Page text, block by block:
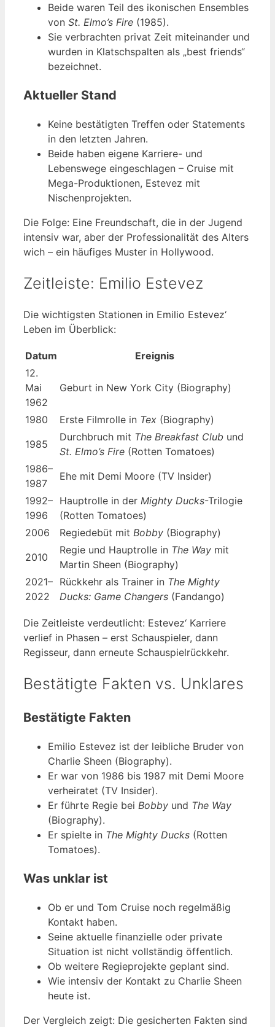
Beide waren Teil des ikonischen Ensembles
von St. Elmo’s Fire (1985).
Sie verbrachten privat Zeit miteinander und
wurden in Klatschspalten als „best friends“
bezeichnet.
Aktueller Stand
Keine bestätigten Treffen oder Statements
in den letzten Jahren.
Beide haben eigene Karriere- und
Lebenswege eingeschlagen – Cruise mit
Mega-Produktionen, Estevez mit
Nischenprojekten.
Die Folge: Eine Freundschaft, die in der Jugend
intensiv war, aber der Professionalität des Alters
wich – ein häufiges Muster in Hollywood.
Zeitleiste: Emilio Estevez
Die wichtigsten Stationen in Emilio Estevez‘
Leben im Überblick:
Datum
Ereignis
12.
Mai
1962
Geburt in New York City (Biography)
1980 Erste Filmrolle in Tex (Biography)
1985
Durchbruch mit The Breakfast Club und
St. Elmo’s Fire (Rotten Tomatoes)
1986–
1987
Ehe mit Demi Moore (TV Insider)
1992–
1996
Hauptrolle in der Mighty Ducks-Trilogie
(Rotten Tomatoes)
2006
Regiedebüt mit Bobby (Biography)
2010
Regie und Hauptrolle in The Way mit
Martin Sheen (Biography)
2021–
2022
Rückkehr als Trainer in The Mighty
Ducks: Game Changers (Fandango)
Die Zeitleiste verdeutlicht: Estevez‘ Karriere
verlief in Phasen – erst Schauspieler, dann
Regisseur, dann erneute Schauspielrückkehr.
Bestätigte Fakten vs. Unklares
Bestätigte Fakten
Emilio Estevez ist der leibliche Bruder von
Charlie Sheen (Biography).
Er war von 1986 bis 1987 mit Demi Moore
verheiratet (TV Insider).
Er führte Regie bei Bobby und The Way
(Biography).
Er spielte in The Mighty Ducks (Rotten
Tomatoes).
Was unklar ist
Ob er und Tom Cruise noch regelmäßig
Kontakt haben.
Seine aktuelle finanzielle oder private
Situation ist nicht vollständig öffentlich.
Ob weitere Regieprojekte geplant sind.
Wie intensiv der Kontakt zu Charlie Sheen
heute ist.
Der Vergleich zeigt: Die gesicherten Fakten sind